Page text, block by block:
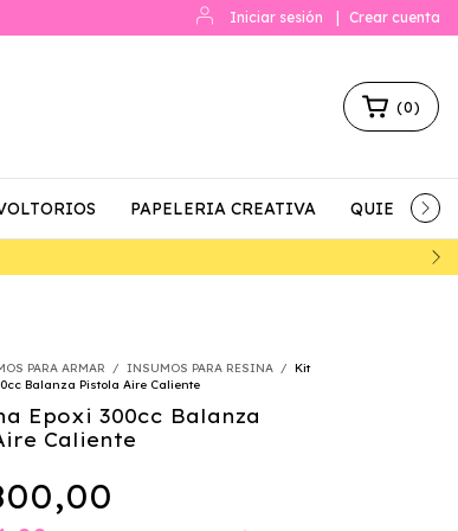
Iniciar sesión Crear cuenta
(0)
PAPELERIA CREATIVA QUIENES
PARA ARMAR / INSUMOS PARA RESINA / Kit
Balanza Pistola Aire Caliente
Epoxi 300cc Balanza
Caliente